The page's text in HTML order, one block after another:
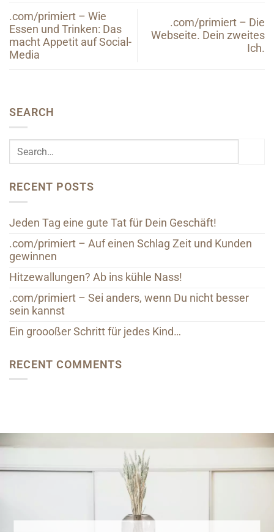
.com/primiert – Wie
Essen und Trinken: Das
macht Appetit auf Social-
Media
.com/primiert – Die
Webseite. Dein zweites
Ich.
SEARCH
RECENT POSTS
Jeden Tag eine gute Tat für Dein Geschäft!
.com/primiert – Auf einen Schlag Zeit und Kunden
gewinnen
Hitzewallungen? Ab ins kühle Nass!
.com/primiert – Sei anders, wenn Du nicht besser
sein kannst
Ein groooßer Schritt für jedes Kind…
RECENT COMMENTS